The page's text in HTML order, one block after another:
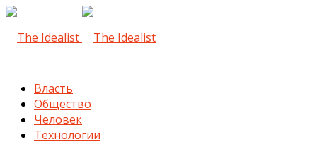
Власть
Общество
Человек
Технологии